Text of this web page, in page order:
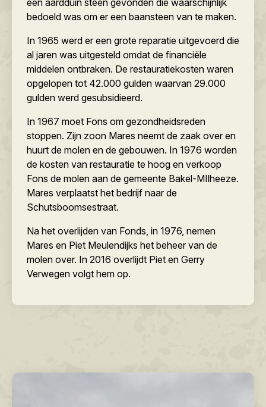
een aardduin steen gevonden die waarschijnlijk
bedoeld was om er een baansteen van te maken.
In 1965 werd er een grote reparatie uitgevoerd die
al jaren was uitgesteld omdat de financiële
middelen ontbraken. De restauratiekosten waren
opgelopen tot 42.000 gulden waarvan 29.000
gulden werd gesubsidieerd.
In 1967 moet Fons om gezondheidsreden
stoppen. Zijn zoon Mares neemt de zaak over en
huurt de molen en de gebouwen. In 1976 worden
de kosten van restauratie te hoog en verkoop
Fons de molen aan de gemeente Bakel-MIlheeze.
Mares verplaatst het bedrijf naar de
Schutsboomsestraat.
Na het overlijden van Fonds, in 1976, nemen
Mares en Piet Meulendijks het beheer van de
molen over. In 2016 overlijdt Piet en Gerry
Verwegen volgt hem op.